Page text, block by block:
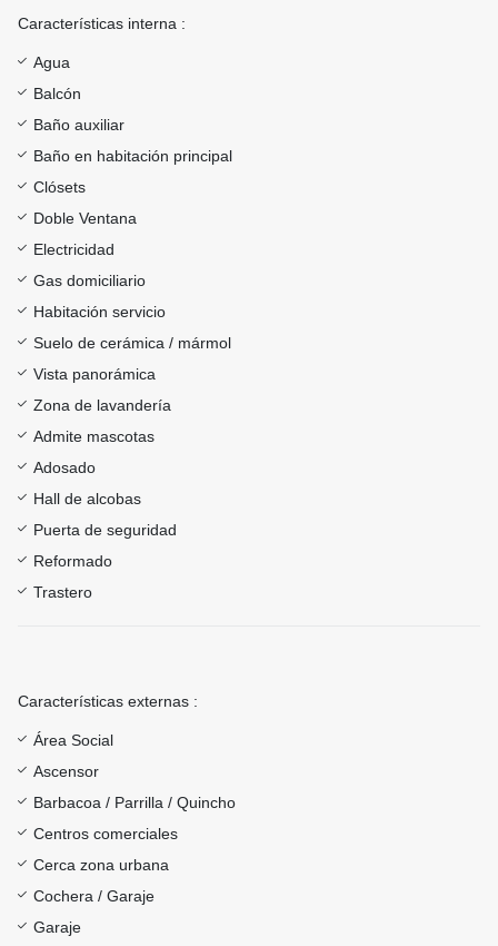
Características interna :
Agua
Balcón
Baño auxiliar
Baño en habitación principal
Clósets
Doble Ventana
Electricidad
Gas domiciliario
Habitación servicio
Suelo de cerámica / mármol
Vista panorámica
Zona de lavandería
Admite mascotas
Adosado
Hall de alcobas
Puerta de seguridad
Reformado
Trastero
Características externas :
Área Social
Ascensor
Barbacoa / Parrilla / Quincho
Centros comerciales
Cerca zona urbana
Cochera / Garaje
Garaje